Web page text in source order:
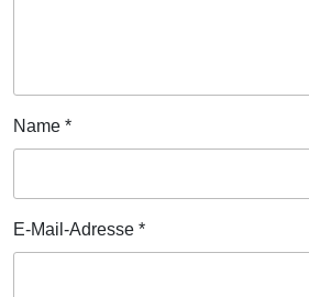
Name *
E-Mail-Adresse *